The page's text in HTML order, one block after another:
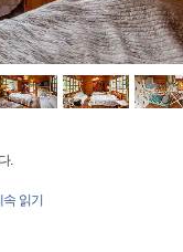
.
속 읽기